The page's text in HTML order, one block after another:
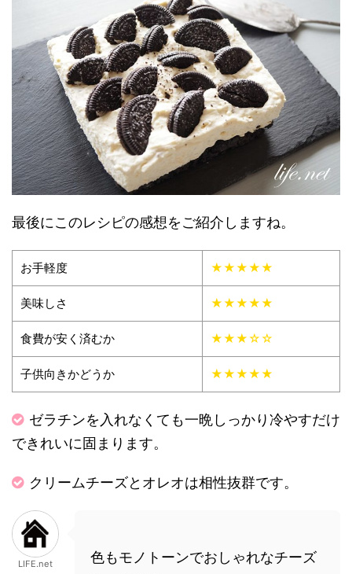
最後にこのレシピの感想をご紹介しますね。
お手軽度 ★★★★★
美味しさ ★★★★★
食費が安く済むか ★★★☆☆
子供向きかどうか ★★★★★
ゼラチンを入れなくても一晩しっかり冷やすだけ
できれいに固まります。
クリームチーズとオレオは相性抜群です。
LIFE.net
色もモノトーンでおしゃれなチーズ